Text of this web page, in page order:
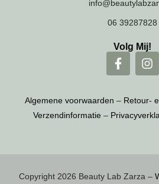
06 39287828
Volg Mij!
Algemene voorwaarden – Retour-
Verzendinformatie–
Copyright 2026 Beauty Lab Zarza –